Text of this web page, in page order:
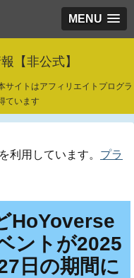
MENU
【非公式】
サイトはアフィリエイトプログラ
ています
利用しています。 プラ
HoYoverse
ントが2025
日の期間に